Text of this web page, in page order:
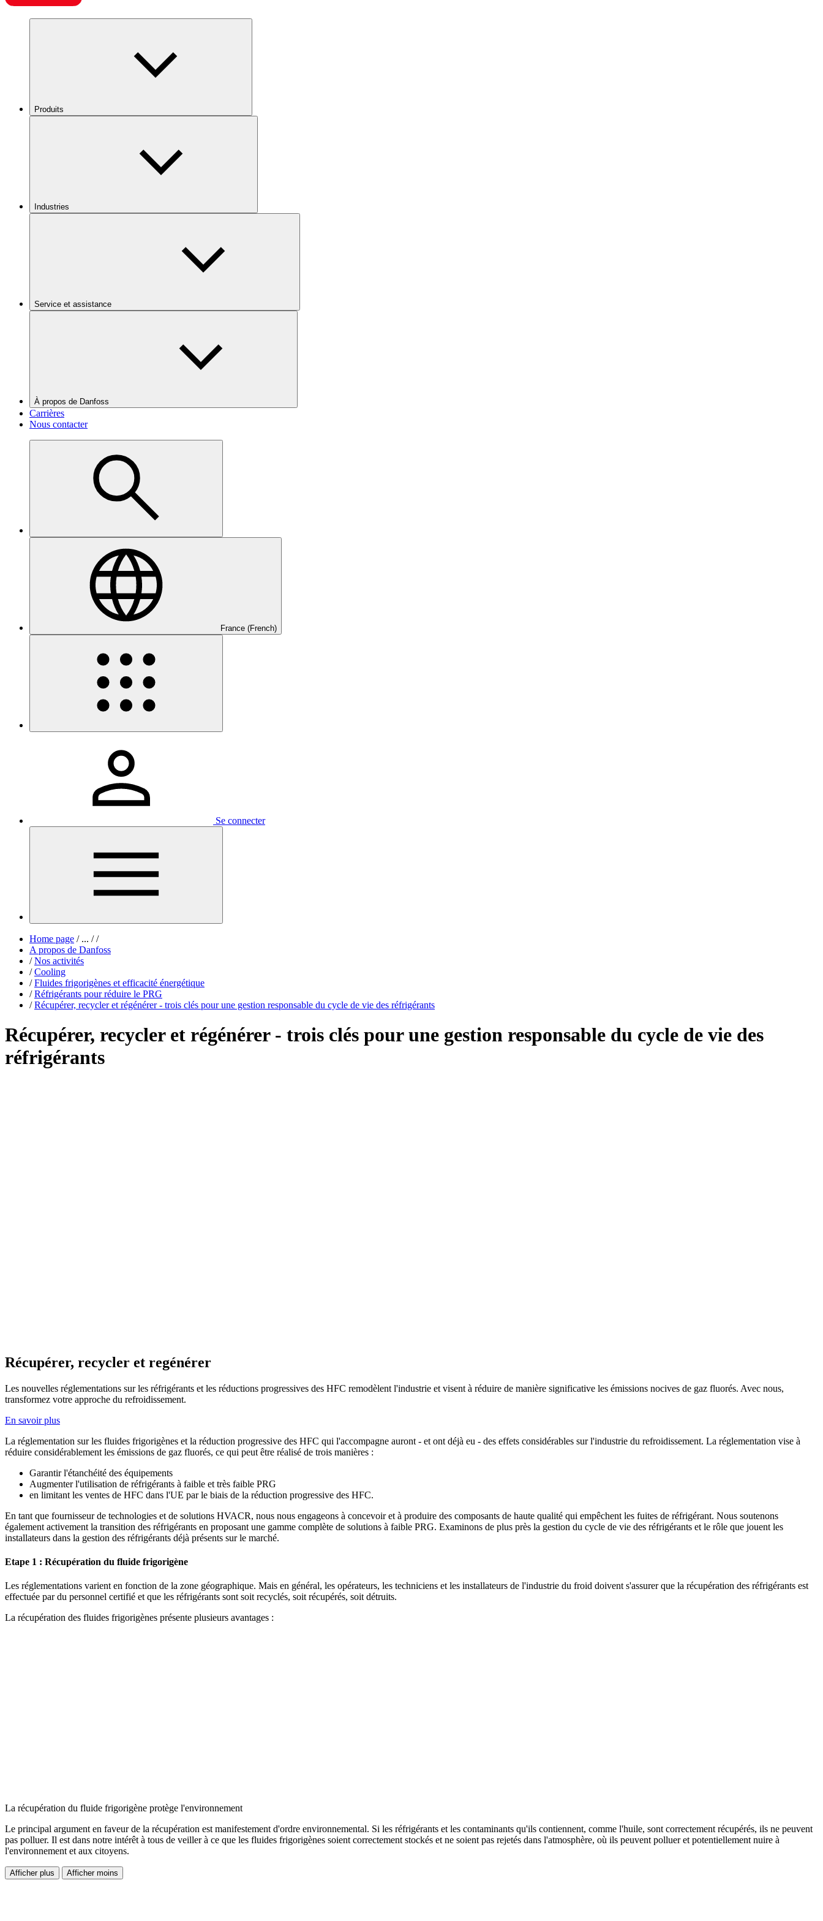
Produits
Industries
Service et assistance
À propos de Danfoss
Carrières
Nous contacter
France (French)
Se connecter
Home page /... / /
A propos de Danfoss
/ Nos activités
/ Cooling
/ Fluides frigorigènes et efficacité énergétique
/ Réfrigérants pour réduire le PRG
/ Récupérer, recycler et régénérer - trois clés pour une gestion responsable du cycle de vie des réfrigérants
Récupérer, recycler et régénérer - trois clés pour une gestion responsable du cycle de vie des
réfrigérants
Récupérer, recycler et regénérer
Les nouvelles réglementations sur les réfrigérants et les réductions progressives des HFC remodèlent l'industrie et visent à réduire de manière significative les émissions nocives de gaz fluorés. Avec nous,
transformez votre approche du refroidissement.
En savoir plus
La réglementation sur les fluides frigorigènes et la réduction progressive des HFC qui l'accompagne auront - et ont déjà eu - des effets considérables sur l'industrie du refroidissement. La réglementation vise à
réduire considérablement les émissions de gaz fluorés, ce qui peut être réalisé de trois manières :
Garantir l'étanchéité des équipements
Augmenter l'utilisation de réfrigérants à faible et très faible PRG
en limitant les ventes de HFC dans l'UE par le biais de la réduction progressive des HFC.
En tant que fournisseur de technologies et de solutions HVACR, nous nous engageons à concevoir et à produire des composants de haute qualité qui empêchent les fuites de réfrigérant. Nous soutenons
également activement la transition des réfrigérants en proposant une gamme complète de solutions à faible PRG. Examinons de plus près la gestion du cycle de vie des réfrigérants et le rôle que jouent les
installateurs dans la gestion des réfrigérants déjà présents sur le marché.
Etape 1 : Récupération du fluide frigorigène
Les réglementations varient en fonction de la zone géographique. Mais en général, les opérateurs, les techniciens et les installateurs de l'industrie du froid doivent s'assurer que la récupération des réfrigérants est
effectuée par du personnel certifié et que les réfrigérants sont soit recyclés, soit récupérés, soit détruits.
La récupération des fluides frigorigènes présente plusieurs avantages :
La récupération du fluide frigorigène protège l'environnement
Le principal argument en faveur de la récupération est manifestement d'ordre environnemental. Si les réfrigérants et les contaminants qu'ils contiennent, comme l'huile, sont correctement récupérés, ils ne peuvent
pas polluer. Il est dans notre intérêt à tous de veiller à ce que les fluides frigorigènes soient correctement stockés et ne soient pas rejetés dans l'atmosphère, où ils peuvent polluer et potentiellement nuire à
l'environnement et aux citoyens.
Afficher plus Afficher moins